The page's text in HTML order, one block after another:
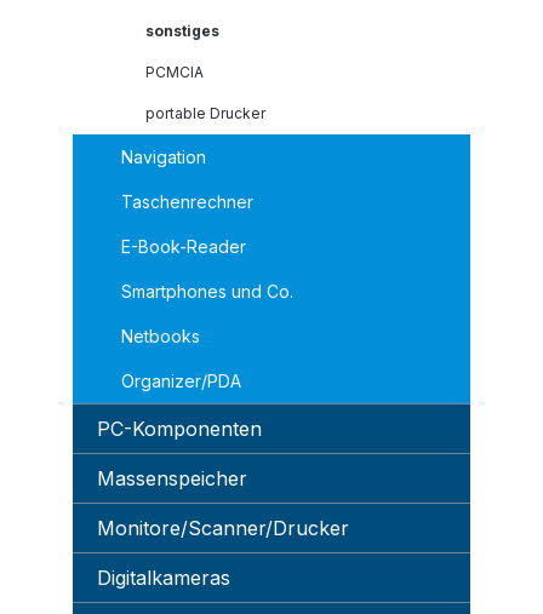
sonstiges
PCMCIA
portable Drucker
Navigation
Taschenrechner
E-Book-Reader
Smartphones und Co.
Netbooks
Organizer/PDA
PC-Komponenten
Massenspeicher
Monitore/Scanner/Drucker
Digitalkameras